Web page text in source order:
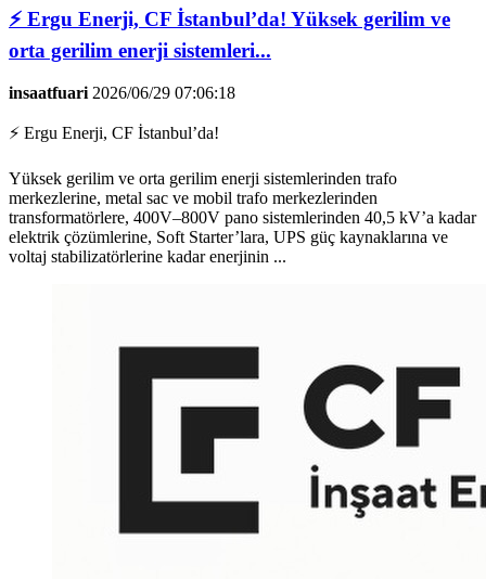
⚡ Ergu Enerji, CF İstanbul’da! Yüksek gerilim ve
orta gerilim enerji sistemleri...
insaatfuari 2026/06/29 07:06:18
⚡ Ergu Enerji, CF İstanbul’da!
Yüksek gerilim ve orta gerilim enerji sistemlerinden trafo
merkezlerine, metal sac ve mobil trafo merkezlerinden
transformatörlere, 400V–800V pano sistemlerinden 40,5 kV’a kadar
elektrik çözümlerine, Soft Starter’lara, UPS güç kaynaklarına ve
voltaj stabilizatörlerine kadar enerjinin ...